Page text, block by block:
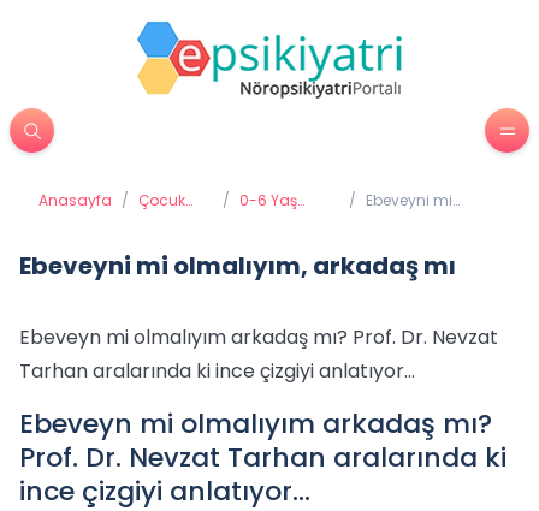
Anasayfa / Çocuk
/ 0-6 Yaş
/ Ebeveyni mi
Ebeveyni mi olmalıyım, arkadaş mı
Ebeveyn mi olmalıyım arkadaş mı? Prof. Dr. Nevzat
Tarhan aralarında ki ince çizgiyi anlatıyor…
Ebeveyn mi olmalıyım arkadaş mı?
Prof. Dr. Nevzat Tarhan aralarında ki
ince çizgiyi anlatıyor…